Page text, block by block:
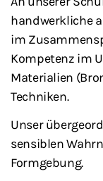
handwerkliche
im
Kompetenz im
Materialien
Techniken.
Unser
sensiblen
Formgebung.